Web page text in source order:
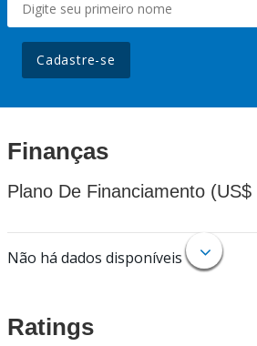
Cadastre-se
Finanças
Plano De Financiamento (US$
Não há dados disponíveis
Ratings